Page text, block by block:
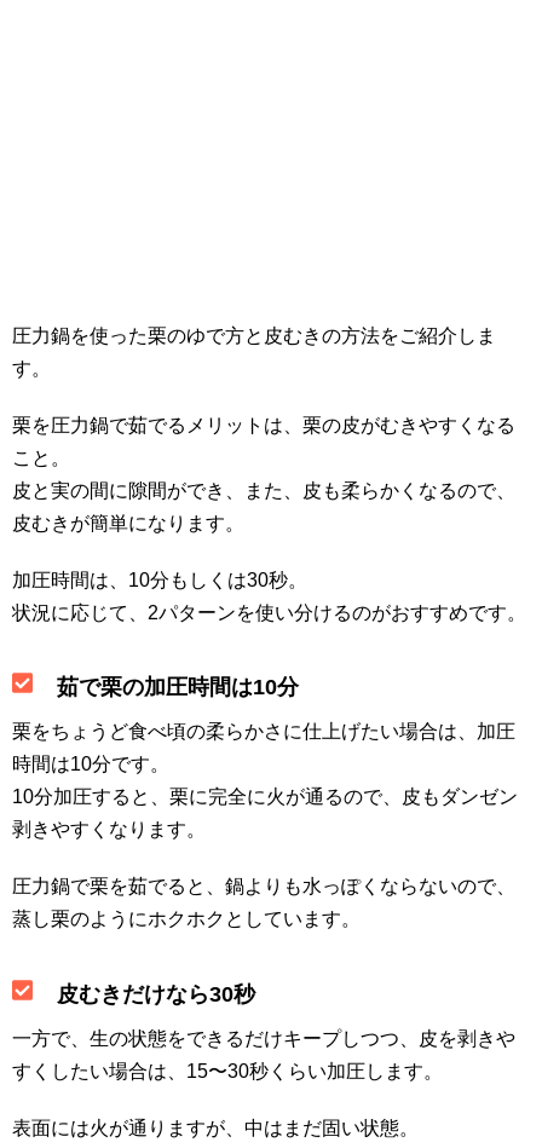
圧力鍋を使った栗のゆで方と皮むきの方法をご紹介しま
す。
栗を圧力鍋で茹でるメリットは、栗の皮がむきやすくなる
こと。
皮と実の間に隙間ができ、また、皮も柔らかくなるので、
皮むきが簡単になります。
加圧時間は、10分もしくは30秒。
状況に応じて、2パターンを使い分けるのがおすすめです。
茹で栗の加圧時間は10分
栗をちょうど食べ頃の柔らかさに仕上げたい場合は、加圧
時間は10分です。
10分加圧すると、栗に完全に火が通るので、皮もダンゼン
剥きやすくなります。
圧力鍋で栗を茹でると、鍋よりも水っぽくならないので、
蒸し栗のようにホクホクとしています。
皮むきだけなら30秒
一方で、生の状態をできるだけキープしつつ、皮を剥きや
すくしたい場合は、15〜30秒くらい加圧します。
表面には火が通りますが、中はまだ固い状態。